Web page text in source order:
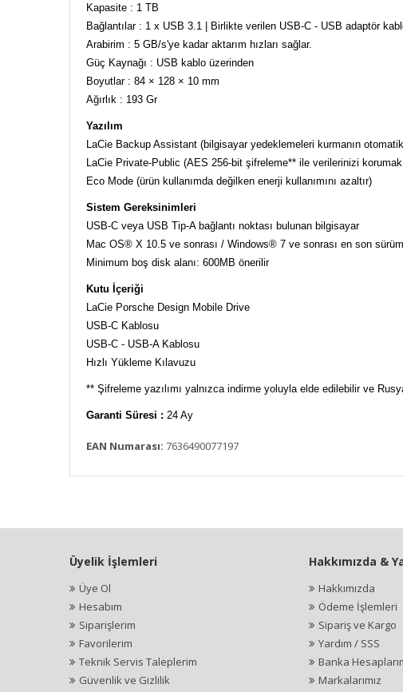
Kapasite : 1 TB
Bağlantılar : 1 x USB 3.1 | Birlikte verilen USB-C - USB adaptör
Arabirim : 5 GB/s'ye kadar aktarım hızları sağlar.
Güç Kaynağı : USB kablo üzerinden
Boyutlar : 84 × 128 × 10 mm
Ağırlık : 193 Gr
Yazılım
LaCie Backup Assistant (bilgisayar yedeklemeleri kurmanın
LaCie Private-Public (AES 256-bit şifreleme** ile verilerinizi
Eco Mode (ürün kullanımda değilken enerji kullanımını azaltır)
Sistem Gereksinimleri
USB-C veya USB Tip-A bağlantı noktası bulunan bilgisayar
Mac OS® X 10.5 ve sonrası / Windows® 7 ve sonrası en son
Minimum boş disk alanı: 600MB önerilir
Kutu İçeriği
LaCie Porsche Design Mobile Drive
USB-C Kablosu
USB-C - USB-A Kablosu
Hızlı Yükleme Kılavuzu
** Şifreleme yazılımı yalnızca indirme yoluyla elde edilebilir ve
Garanti Süresi : 24 Ay
EAN Numarası: 7636490077197
Üyelik İşlemleri
Üye Ol
Hesabım
Siparişlerim
Favorilerim
Teknik Servis Taleplerim
Güvenlik ve Gizlilik
Hakkımızda &
Hakkımızda
Ödeme İşlemleri
Sipariş ve Kargo
Yardım / SSS
Banka
Markalarımız